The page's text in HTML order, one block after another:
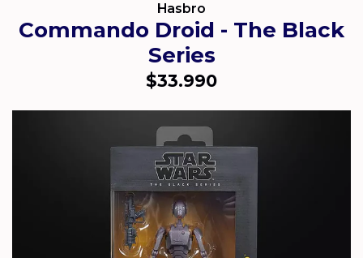
Hasbro
Commando Droid - The Black
Series
$33.990